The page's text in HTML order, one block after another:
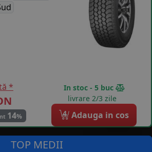
*
14%
In stoc - 5 buc
livrare 2/3 zile
4 Adauga in cos
TOP MEDII